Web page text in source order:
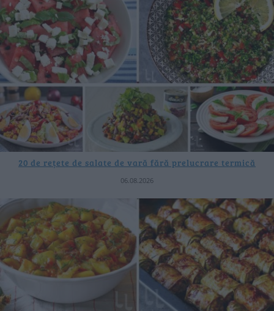
20 de rețete de salate de vară fără prelucrare termică
06.08.2026